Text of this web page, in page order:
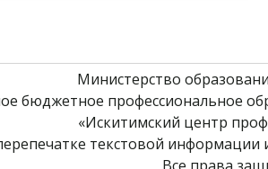
Министерство
бюджетное профессиональное
«Искитимский центр
текстовой информации